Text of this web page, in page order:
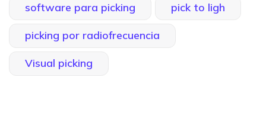
software para picking pick to ligh
picking por radiofrecuencia
Visual picking